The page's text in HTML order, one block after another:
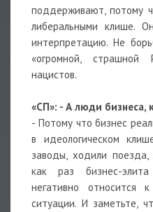
поддерживают, потому
либеральными клише.
интерпретацию. Не
«огромной,
нацистов.
«СП»: - А люди бизнеса,
- Потому что бизнес
в идеологическом
заводы, ходили поезда,
как раз бизнес-
негативно относится
ситуации. И заметьте,